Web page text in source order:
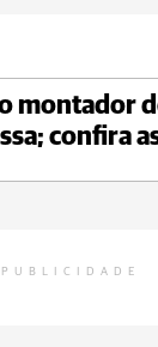
montador
confira
PUBLICIDADE